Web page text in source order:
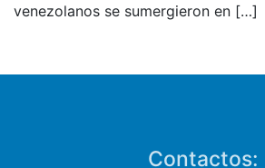
venezolanos se sumergieron en […]
Contactos: